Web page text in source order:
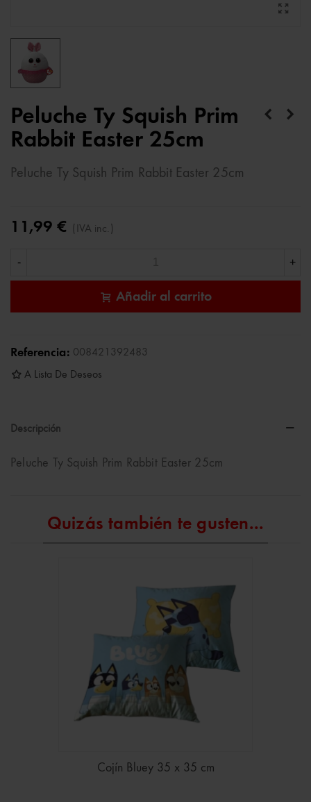
Peluche Ty Squish Prim
Rabbit Easter 25cm
Peluche Ty Squish Prim Rabbit Easter 25cm
11,99 € (IVA inc.)
- +
Añadir al carrito
Referencia: 008421392483
A Lista De Deseos
Descripción
Peluche Ty Squish Prim Rabbit Easter 25cm
Quizás también te gusten...
Cojín Bluey 35 x 35 cm